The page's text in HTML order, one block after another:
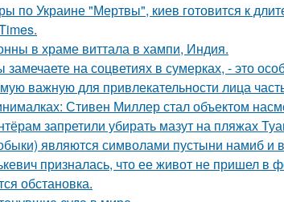
по Украине "Мертвы", киев готовится к
в храме виттала в хампи, Индия.
на соцветиях в сумерках, - это
важную для привлекательности лица
Стивен Миллер стал объектом
запретили убирать мазут на пляжах
являются символами пустыни намиб и
призналась, что ее живот не пришел в
обстановка.